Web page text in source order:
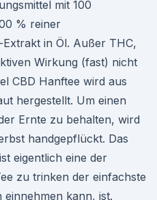
mit 100
% reiner
in Öl. Außer THC,
Wirkung (fast) nicht
CBD Hanftee wird aus
hergestellt. Um einen
Ernte zu behalten, wird
handgepflückt. Das
eigentlich eine der
zu trinken der einfachste
einnehmen kann, ist.